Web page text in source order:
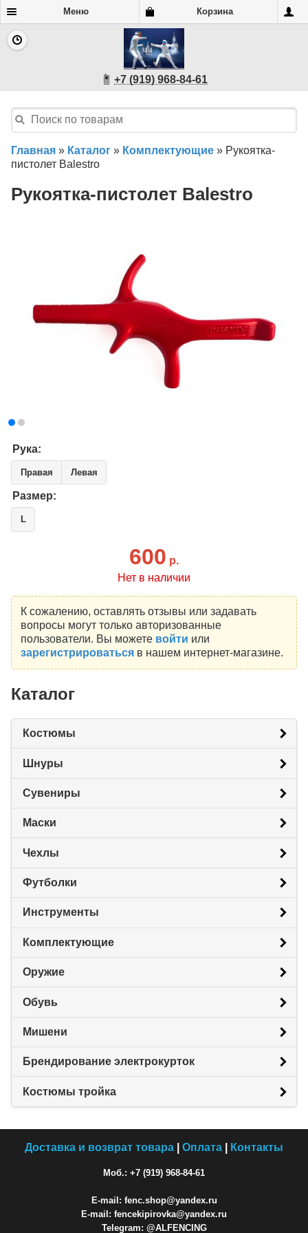
Меню Корзина
+7 (919) 968-84-61
Главная » Каталог » Комплектующие » Рукоятка-
пистолет Balestro
Рукоятка-пистолет Balestro
Рука:
Правая Левая
Размер:
L
600 р.
Нет в наличии
К сожалению, оставлять отзывы или задавать
вопросы могут только авторизованные
пользователи. Вы можете войти или
зарегистрироватьсяв нашем интернет-магазине.
Каталог
Костюмы
Шнуры
Сувениры
Маски
Чехлы
Футболки
Инструменты
Комплектующие
Оружие
Обувь
Мишени
Брендирование электрокурток
Костюмы тройка
Доставка и возврат товара Оплата Контакты
Моб.: +7 (919) 968-84-61
E-mail: fenc.shop@yandex.ru
E-mail: fencekipirovka@yandex.ru
Telegram: @ALFENCING